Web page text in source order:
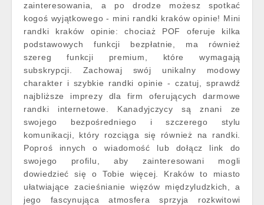
zainteresowania, a po drodze możesz spotkać
kogoś wyjątkowego - mini randki kraków opinie! Mini
randki kraków opinie: chociaż POF oferuje kilka
podstawowych funkcji bezpłatnie, ma również
szereg funkcji premium, które wymagają
subskrypcji. Zachowaj swój unikalny modowy
charakter i szybkie randki opinie - czatuj, sprawdź
najbliższe imprezy dla firm oferujących darmowe
randki internetowe. Kanadyjczycy są znani ze
swojego bezpośredniego i szczerego stylu
komunikacji, który rozciąga się również na randki.
Poproś innych o wiadomość lub dołącz link do
swojego profilu, aby zainteresowani mogli
dowiedzieć się o Tobie więcej. Kraków to miasto
ułatwiające zacieśnianie więzów międzyludzkich, a
jego fascynująca atmosfera sprzyja rozkwitowi